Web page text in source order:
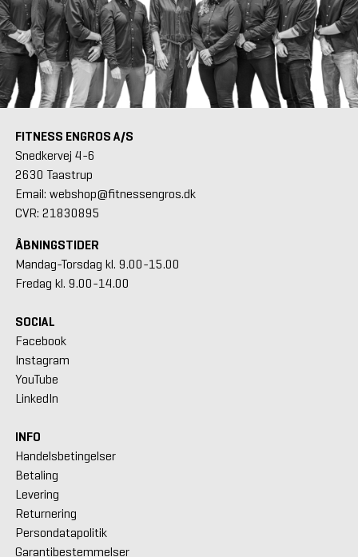
FITNESS ENGROS A/S
Snedkervej 4-6
2630 Taastrup
Email: webshop@fitnessengros.dk
CVR: 21830895
ÅBNINGSTIDER
Mandag-Torsdag kl. 9.00-15.00
Fredag kl. 9.00-14.00
SOCIAL
Facebook
Instagram
YouTube
LinkedIn
INFO
Handelsbetingelser
Betaling
Levering
Returnering
Persondatapolitik
Garantibestemmelser